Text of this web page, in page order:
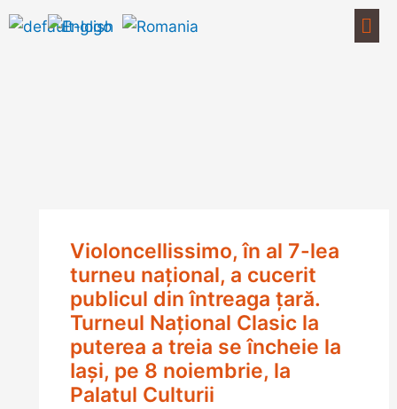
Skip
Violoncellissimo, în al 7-lea
turneu naţional, a cucerit
publicul din întreaga țară.
Turneul Național Clasic la
puterea a treia se încheie la
Iași, pe 8 noiembrie, la
Palatul Culturii